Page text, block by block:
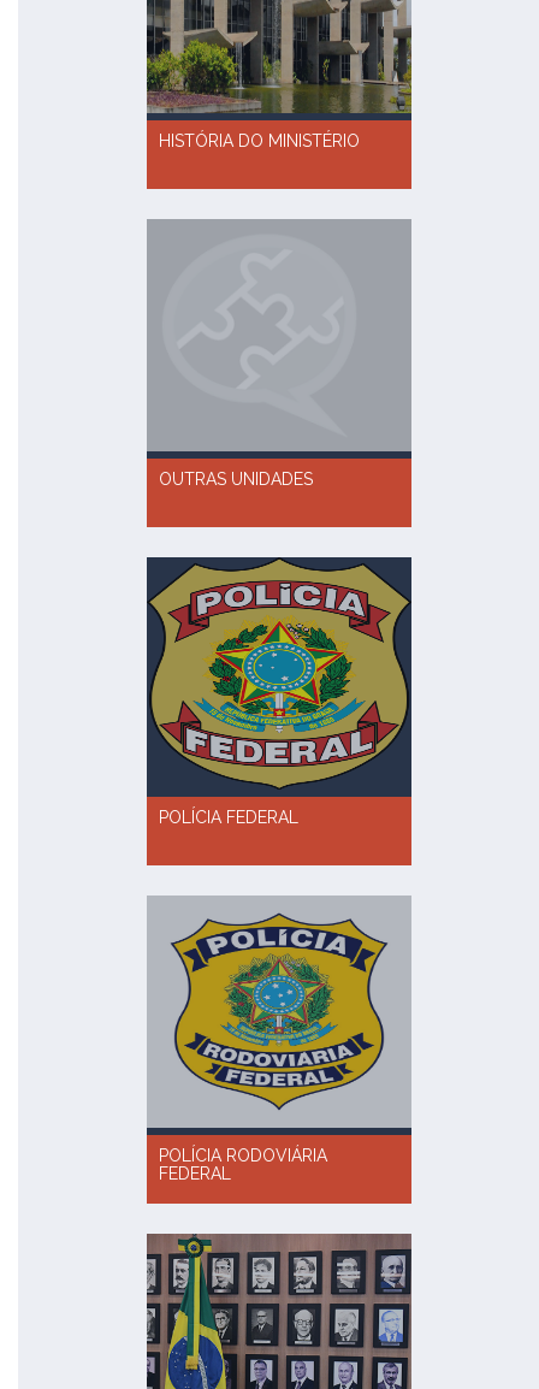
HISTÓRIA DO MINISTÉRIO
OUTRAS UNIDADES
POLÍCIA FEDERAL
POLÍCIA RODOVIÁRIA
FEDERAL